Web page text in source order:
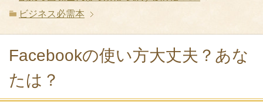
ビジネス必需本
Facebookの使い方大丈夫？あな
たは？